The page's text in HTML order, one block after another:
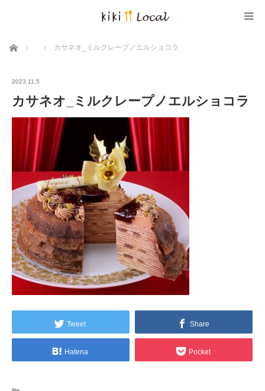
ホーム カサネオ_ミルクレープノエルショコラ
2023.11.5
カサネオ_ミルクレープノエルショコラ
Tweet Share
Hatena Pocket